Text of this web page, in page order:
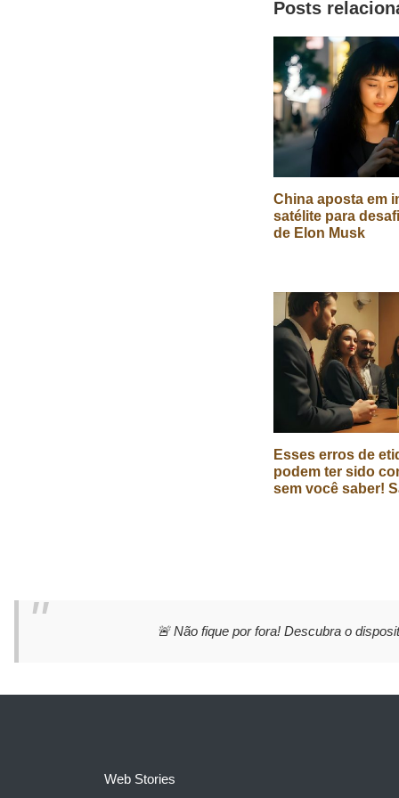
Posts
China aposta em
satélite para
de Elon Musk
Esses erros de
podem ter sido
sem você saber!
🚨 Não fique por fora! Descubra o
Web Stories